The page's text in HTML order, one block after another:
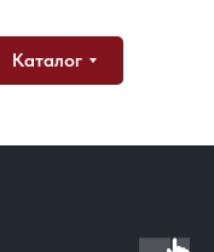
Каталог